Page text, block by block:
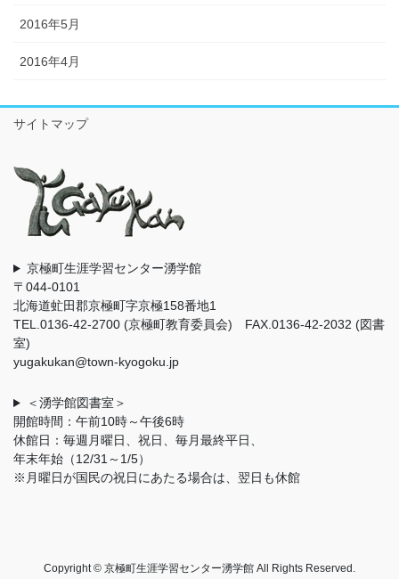
2016年5月
2016年4月
サイトマップ
京極町生涯学習センター湧学館
〒044-0101
北海道虻田郡京極町字京極158番地1
TEL.0136-42-2700 (京極町教育委員会) FAX.0136-42-2032 (図書
室)
yugakukan@town-kyogoku.jp
＜湧学館図書室＞
開館時間：午前10時～午後6時
休館日：毎週月曜日、祝日、毎月最終平日、
年末年始（12/31～1/5）
※月曜日が国民の祝日にあたる場合は、翌日も休館
Copyright © 京極町生涯学習センター湧学館 All Rights Reserved.